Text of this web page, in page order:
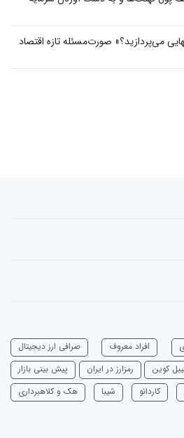
می‌پردازید؟» صورت‌مسئله تازه اقتصاد
افراد معروف
صرافی ارز دیجیتال
کوین رمزارز در ایران
پیش بینی بازار
‌کاردانو شیبا هک و کلاهبرداری